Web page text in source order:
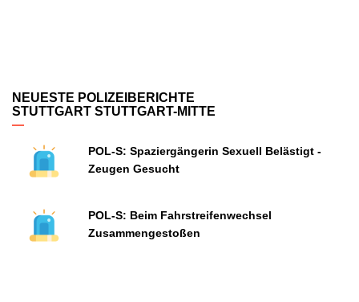
NEUESTE POLIZEIBERICHTE
STUTTGART STUTTGART-MITTE
POL-S: Spaziergängerin Sexuell Belästigt -
Zeugen Gesucht
POL-S: Beim Fahrstreifenwechsel
Zusammengestoßen